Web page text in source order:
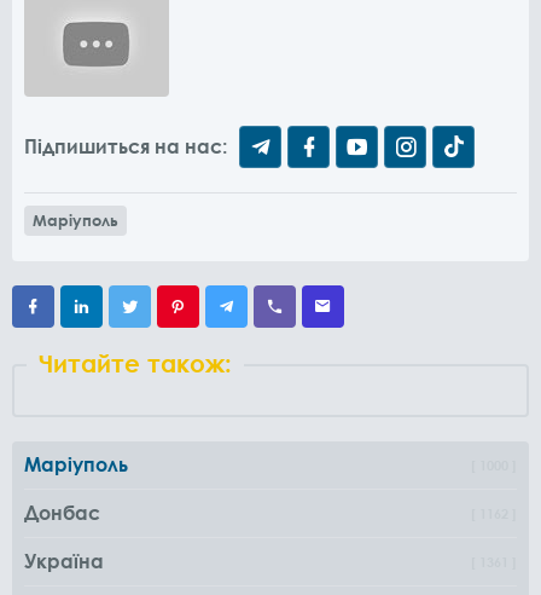
Підпишиться на нас:
Маріуполь
Читайте також:
Маріуполь
Донбас
Україна